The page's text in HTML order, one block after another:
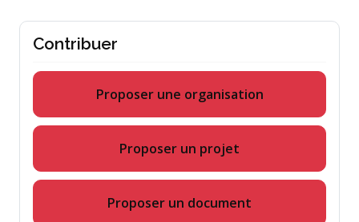
Contribuer
Proposer une organisation
Proposer un projet
Proposer un document